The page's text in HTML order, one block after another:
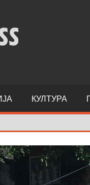
КУЛТУРА